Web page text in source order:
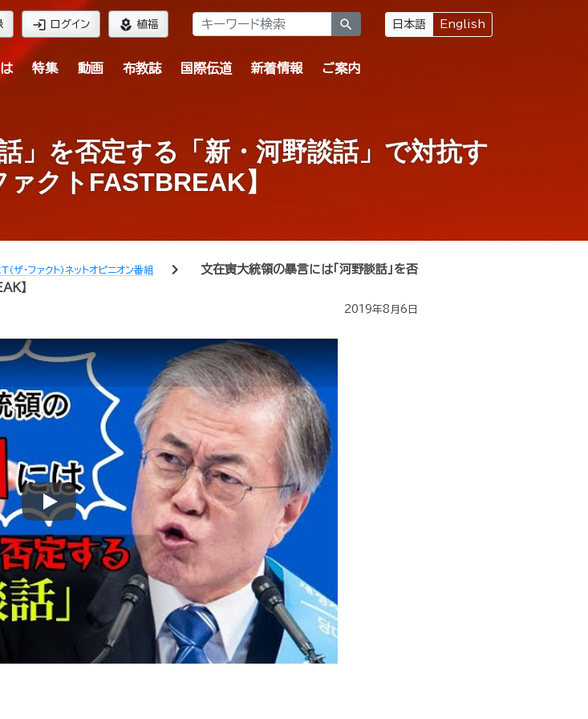
login ログイン local_florist 植福 search 日本語 English
特集 動画 布教誌 国際伝道 新着情報 ご案内
」を否定する「新・河野談話」で対抗す
クトFASTBREAK】
ザ・ファクト）ネットオピニオン番組 chevron_right
文在寅大統領の暴言には「河野談話」を否
】
2019年8月6日
Play